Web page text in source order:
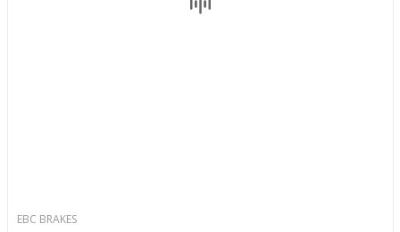
EBC BRAKES